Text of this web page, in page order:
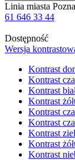
Linia miasta
61 646 33 44
Dostępność
Wersja
Kontrast
Kontrast
Kontrast
Kontrast
Kontrast
Kontrast
Kontrast
Kontrast
Kontrast